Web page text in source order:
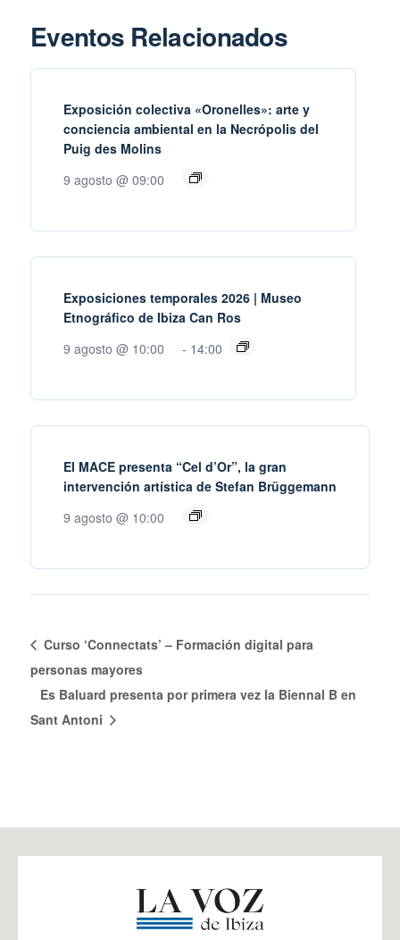
Eventos Relacionados
Exposición colectiva «Oronelles»: arte y
conciencia ambiental en la Necrópolis del
Puig des Molins
9 agosto @ 09:00
Exposiciones temporales 2026 | Museo
Etnográfico de Ibiza Can Ros
9 agosto @ 10:00
- 14:00
El MACE presenta “Cel d’Or”, la gran
intervención artística de Stefan Brüggemann
9 agosto @ 10:00
Curso ‘Connectats’ – Formación digital para
personas mayores
Es Baluard presenta por primera vez la Biennal B en
Sant Antoni